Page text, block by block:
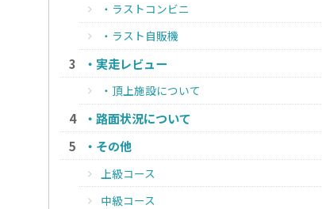
・ラストコンビニ
・ラスト自販機
・実走レビュー
・頂上施設について
・路面状況について
・その他
上級コース
中級コース